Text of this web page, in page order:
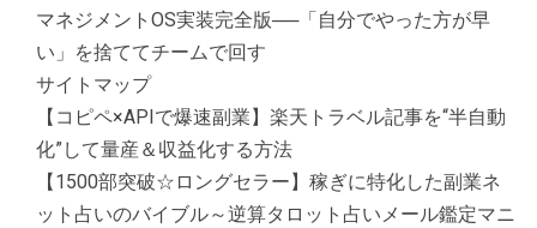
マネジメントOS実装完全版──「自分でやった方が早
い」を捨ててチームで回す
サイトマップ
【コピペ×APIで爆速副業】楽天トラベル記事を“半自動
化”して量産＆収益化する方法
【1500部突破☆ロングセラー】稼ぎに特化した副業ネ
ット占いのバイブル～逆算タロット占いメール鑑定マニ